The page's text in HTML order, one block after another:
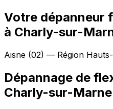
Votre dépanneur
à Charly-sur-
Aisne (02) — Région
Dépannage de
Charly-sur-Marne